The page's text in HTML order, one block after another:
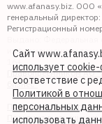
www.afanasy.biz. ООО
генеральный
Регистрационный
Выдано: Федеральная
информационных
Правопреемником АО
бизнес"
Политика обработки
Политика в
Сайт
использует
соответствие с
Политикой в
персональных
использовать